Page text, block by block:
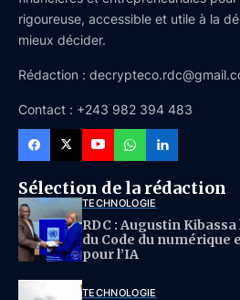
rigoureuse, accessible et utile à la
mieux décider.
Rédaction :
Contact : +243 982 394 483
Sélection de la rédaction
TECHNOLOGIE
RDC : Augustin
du Code du numérique
pour l’IA
TECHNOLOGIE